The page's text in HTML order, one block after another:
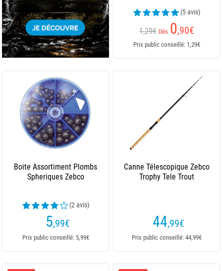
(5 avis)
1,29€ Dès 0,90€
Prix public conseillé: 1,29€
Boite Assortiment Plombs
Spheriques Zebco
(2 avis)
5,99€
Prix public conseillé: 5,99€
Canne Télescopique Zebco
Trophy Tele Trout
44,99€
Prix public conseillé: 44,99€